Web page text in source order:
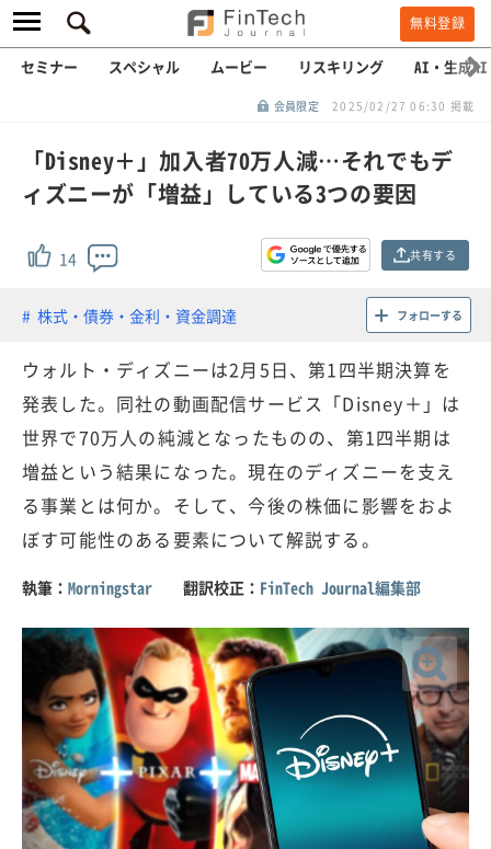
無料登録
セミナー スペシャル ムービー リスキリング AI・生成AI
会員限定 2025/02/27 06:30 掲載
「Disney＋」加入者70万人減…それでもデ
ィズニーが「増益」している3つの要因
14 共有する
株式・債券・金利・資金調達 フォローする
ウォルト・ディズニーは2月5日、第1四半期決算を
発表した。同社の動画配信サービス「Disney＋」は
世界で70万人の純減となったものの、第1四半期は
増益という結果になった。現在のディズニーを支え
る事業とは何か。そして、今後の株価に影響をおよ
ぼす可能性のある要素について解説する。
執筆： Morningstar 翻訳校正： FinTech Journal編集部